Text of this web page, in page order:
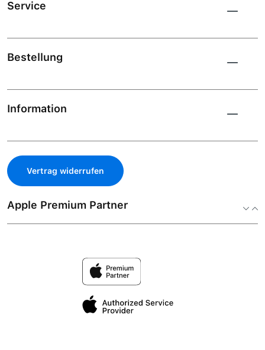
Service
Bestellung
Information
Vertrag widerrufen
Apple Premium Partner